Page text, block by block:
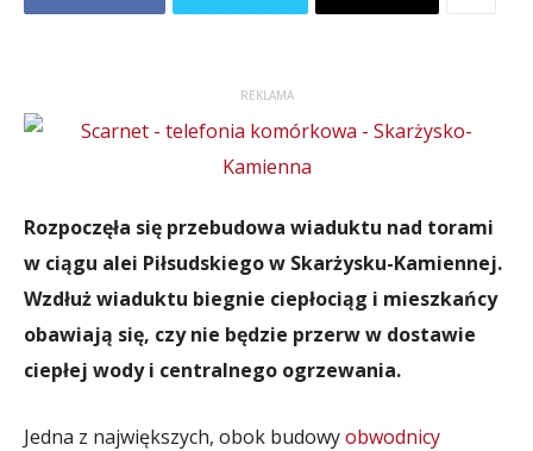
REKLAMA
Rozpoczęła się przebudowa wiaduktu nad torami
w ciągu alei Piłsudskiego w Skarżysku-Kamiennej.
Wzdłuż wiaduktu biegnie ciepłociąg i mieszkańcy
obawiają się, czy nie będzie przerw w dostawie
ciepłej wody i centralnego ogrzewania.
Jedna z największych, obok budowyobwodnicy